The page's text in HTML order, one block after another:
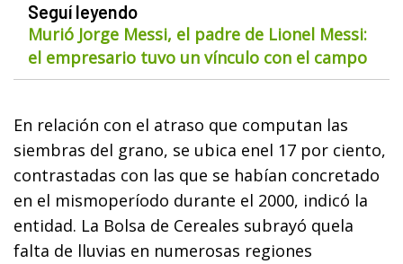
Seguí leyendo
Murió Jorge Messi, el padre de Lionel Messi:
el empresario tuvo un vínculo con el campo
En relación con el atraso que computan las
siembras del grano, se ubica enel 17 por ciento,
contrastadas con las que se habían concretado
en el mismoperíodo durante el 2000, indicó la
entidad. La Bolsa de Cereales subrayó quela
falta de lluvias en numerosas regiones